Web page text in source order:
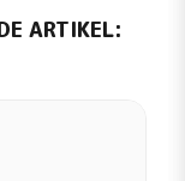
ARTIKEL: